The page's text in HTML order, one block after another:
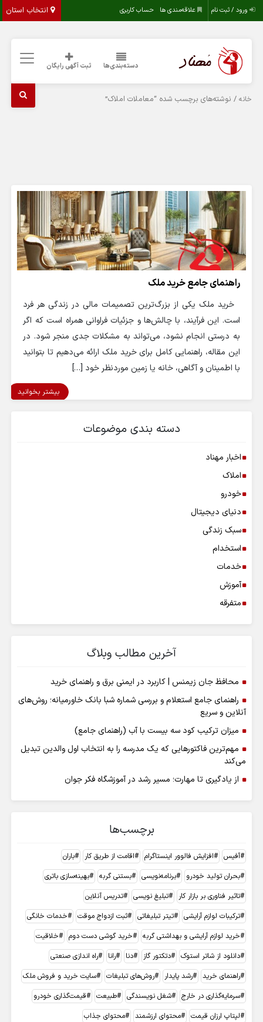
انتخاب استان ورود / ثبت نام علاقه‌مندی ها حساب کاربری
دسته‌بندی‌ها ثبت آگهی رایگان
خانه / نوشته‌های برچسب شده “معاملات املاک”
راهنمای جامع خرید ملک
خرید ملک یکی از بزرگ‌ترین تصمیمات مالی در زندگی هر فرد
است. این فرآیند، با چالش‌ها و جزئیات فراوانی همراه است که اگر
به درستی انجام نشود، می‌تواند به مشکلات جدی منجر شود. در
این مقاله، راهنمایی کامل برای خرید ملک ارائه می‌دهیم تا بتوانید
با اطمینان و آگاهی، خانه یا زمین موردنظر خود […]
بیشتر بخوانید
دسته بندی موضوعات
اخبار مهناد
املاک
خودرو
دنیای دیجیتال
سبک زندگی
استخدام
خدمات
آموزش
متفرقه
آخرین مطالب وبلاگ
محافظ جان زیمنس | کاربرد در ایمنی برق و راهنمای خرید
راهنمای جامع استعلام و بررسی شماره شبا بانک خاورمیانه؛ روش‌های
آنلاین و سریع
میزان ترکیب کود سه بیست با آب (راهنمای جامع)
مهم‌ترین فاکتورهایی که یک مدرسه را به انتخاب اول والدین تبدیل
می‌کند
از یادگیری تا مهارت؛ مسیر رشد در آموزشگاه فکر جوان
برچسب‌ها
آفیس افزایش فالوور اینستاگرام اقامت از طریق کار
باران
بحران تولید خودرو
برنامه‌نویسی بستنی گربه
بهینه‌سازی باتری
تاثیر فناوری بر بازار کار
تبلیغ نویسی
تدریس آنلاین
ترکیبات لوازم آرایشی
تیتر تبلیغاتی ثبت ازدواج موقت
خدمات خانگی
خرید لوازم آرایشی و بهداشتی گربه
خرید گوشی دست دوم
خلاقیت
دانلود از شاتر استوک
دتکتور گاز دنا رانا
راه اندازی صنعتی
راهنمای خرید
رشد پایدار روش‌های تبلیغات
سایت خرید و فروش ملک
سرمایه‌گذاری در خارج
شغل نویسندگی طبیعت
قیمت‌گذاری خودرو
لپتاپ ارزان قیمت
محتوای ارزشمند
محتوای جذاب